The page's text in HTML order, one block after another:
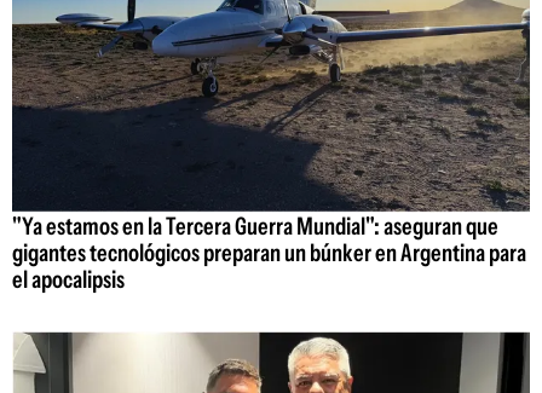
"Ya estamos en la Tercera Guerra Mundial": aseguran que
gigantes tecnológicos preparan un búnker en Argentina para
el apocalipsis